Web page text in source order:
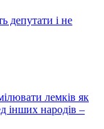
депутати і не
лемків як
інших народів –